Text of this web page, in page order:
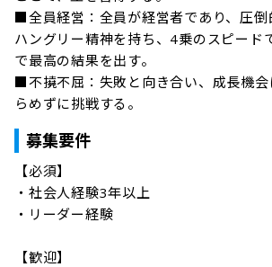
■全員経営：全員が経営者であり、圧倒
ハングリー精神を持ち、4乗のスピード
で最高の結果を出す。
■不撓不屈：失敗と向き合い、成長機会
らめずに挑戦する。
募集要件
【必須】
・社会人経験3年以上
・リーダー経験
【歓迎】